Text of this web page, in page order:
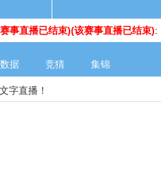
事直播已结束)(该赛事直播已结束):
数据 竞猜 集锦
字直播！